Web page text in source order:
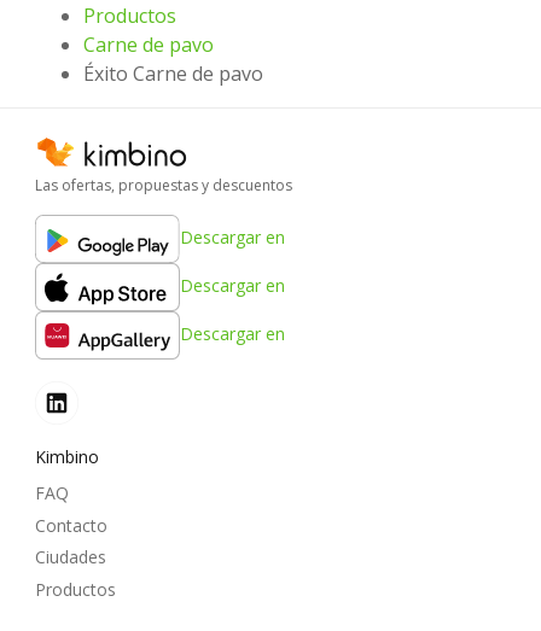
Productos
Carne de pavo
Éxito Carne de pavo
Las ofertas, propuestas y descuentos
Descargar en
Descargar en
Descargar en
Kimbino
FAQ
Contacto
Ciudades
Productos